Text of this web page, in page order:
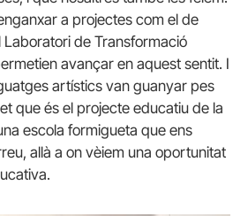
a projectes com el de
Laboratori de Transformació
avançar en aquest sentit. I
artístics van guanyar pes
que és el projecte educatiu de la
escola formigueta que ens
allà a on vèiem una oportunitat